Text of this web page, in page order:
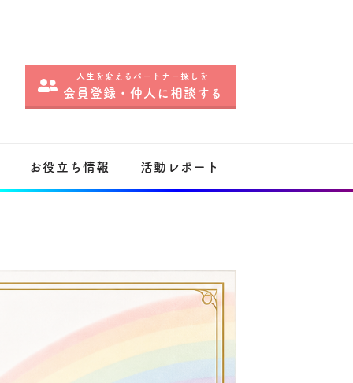
人生を変えるパートナー探しを
会員登録・仲人に相談する
お役立ち情報 活動レポート